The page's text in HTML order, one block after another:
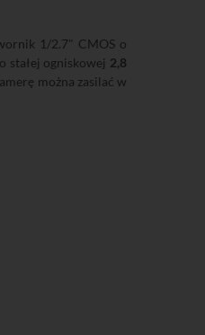
1/2.7" CMOS o
stałej ogniskowej 2,8
można zasilać w